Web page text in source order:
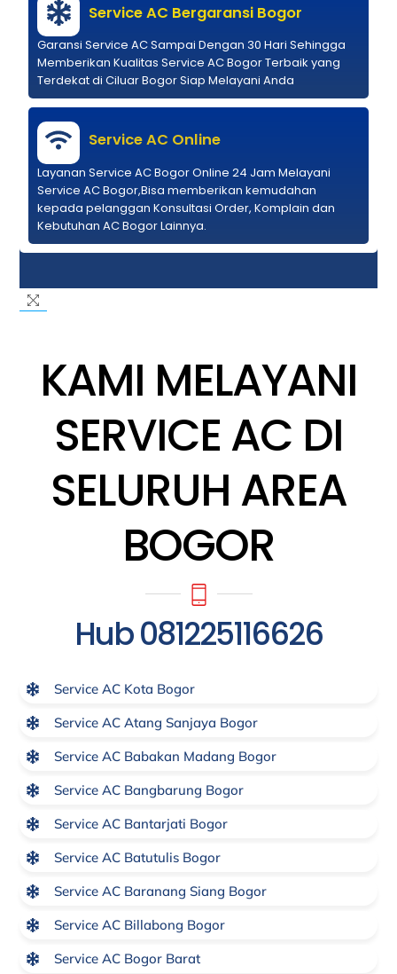
Service AC Bergaransi Bogor
Garansi Service AC Sampai Dengan 30 Hari Sehingga
Memberikan Kualitas Service AC Bogor Terbaik yang
Terdekat di Ciluar Bogor Siap Melayani Anda
Service AC Online
Layanan Service AC Bogor Online 24 Jam Melayani
Service AC Bogor,Bisa memberikan kemudahan
kepada pelanggan Konsultasi Order, Komplain dan
Kebutuhan AC Bogor Lainnya.
KAMI MELAYANI
SERVICE AC DI
SELURUH AREA
BOGOR
Hub 081225116626
Service AC Kota Bogor
Service AC Atang Sanjaya Bogor
Service AC Babakan Madang Bogor
Service AC Bangbarung Bogor
Service AC Bantarjati Bogor
Service AC Batutulis Bogor
Service AC Baranang Siang Bogor
Service AC Billabong Bogor
Service AC Bogor Barat